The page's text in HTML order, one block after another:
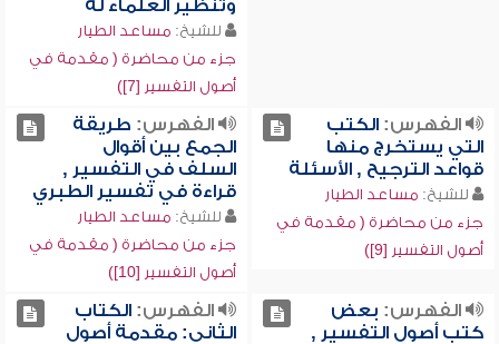
وتنظير العلماء له
للشيخ: مساعد الطيار
جزء من محاضرة ( مقدمة في
أصول التفسير [7])
الفهرس:الكتب
التي يستخرج منها
قواعد الترجيح , الأسئلة
للشيخ: مساعد الطيار
جزء من محاضرة ( مقدمة في
أصول التفسير [9])
الفهرس: طريقة
الجمع بين أقوال
السلف في التفسير ,
قراءة في تفسير الطبري
للشيخ: مساعد الطيار
جزء من محاضرة ( مقدمة في
أصول التفسير [10])
الفهرس: بعض
كتب أصول التفسير ,
الفهرس:الكتاب
الثاني: مقدمة أصول